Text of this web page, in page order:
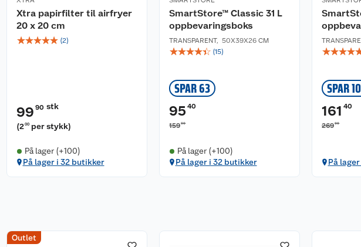
Xtra papirfilter til airfryer
20 x 20 cm
☆☆☆☆☆ (2)
99 90 stk
(200 per stykk)
På lager (+100)
På lager i 32 butikker
SmartStore™ Classic 31 L
oppbevaringsboks
TRANSPARENT, 50X39X26 CM
☆☆☆☆☆ (15)
SPAR 63
95 40
15900
På lager (+100)
På lager i 32 butikker
☆☆☆☆
SPAR
161 40
26900
På
Outlet